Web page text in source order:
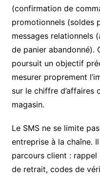
(confirmation de
promotionnels (soldes
messages relationnels
de panier abandonné).
poursuit un objectif
mesurer proprement
sur le chiffre d’affaires
magasin.
Le SMS ne se limite
entreprise à la chaîne.
parcours client :
de retrait, codes de